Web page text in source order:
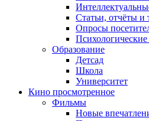
Статьи, отчёты и
Опросы
Психологические
Образование
Детсад
Школа
Университет
Кино просмотренное
Фильмы
Новые